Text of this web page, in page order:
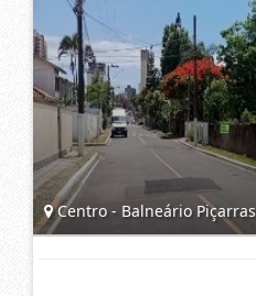
Centro - Balneário Piçarras